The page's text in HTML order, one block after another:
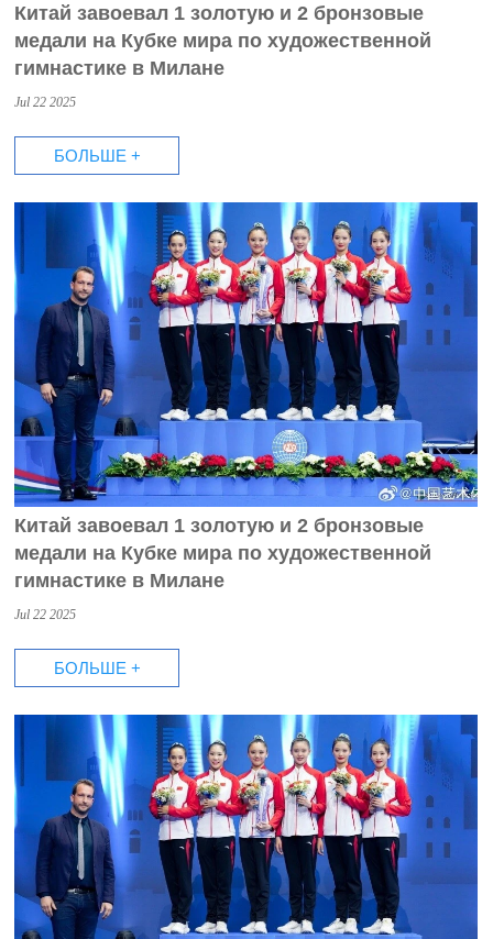
Китай завоевал 1 золотую и 2 бронзовые
медали на Кубке мира по художественной
гимнастике в Милане
Jul 22 2025
БОЛЬШЕ +
Китай завоевал 1 золотую и 2 бронзовые
медали на Кубке мира по художественной
гимнастике в Милане
Jul 22 2025
БОЛЬШЕ +